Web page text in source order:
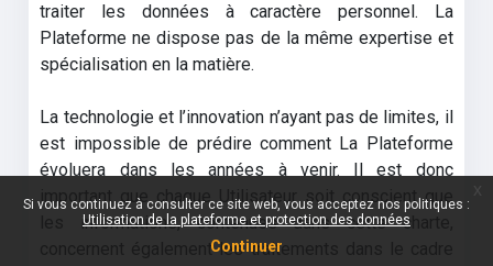
Si vous continuez à consulter ce site web, vous acceptez nos politiques :
Utilisation de la plateforme et protection des données
Continuer
x
traiter les données à caractère personnel. La
Plateforme ne dispose pas de la même expertise et
spécialisation en la matière.
La technologie et l’innovation n’ayant pas de limites, il
est impossible de prédire comment La Plateforme
évoluera dans les années à venir. Il est donc
important que chaque Utilisateur soit conscient que
les informations, contenues dans cette charte,
concernent également les traitements dans le cadre